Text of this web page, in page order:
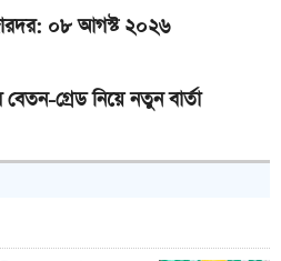
০৮ আগস্ট ২০২৬
বেতন-গ্রেড নিয়ে নতুন বার্তা